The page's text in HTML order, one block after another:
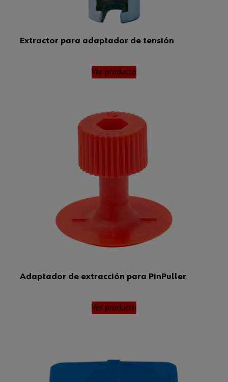
Extractor para adaptador de tensión
Ver producto
Adaptador de extracción para PinPuller
Ver producto